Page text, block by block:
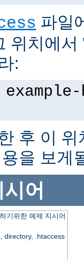
파일
위치에
:
후 이
을 보게
시어
기위한 예제 지시어
directory, .htaccess